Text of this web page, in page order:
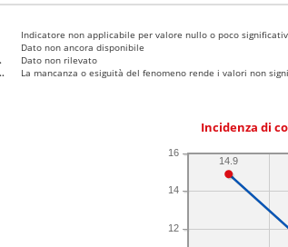
Indicatore non applicabile per valore nullo o poco
Dato non ancora disponibile
Dato non rilevato
La mancanza o esiguità del fenomeno rende i valori non
Incidenza di
12
14
16
14.9